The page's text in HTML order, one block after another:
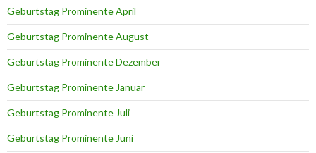
Geburtstag Prominente April
Geburtstag Prominente August
Geburtstag Prominente Dezember
Geburtstag Prominente Januar
Geburtstag Prominente Juli
Geburtstag Prominente Juni